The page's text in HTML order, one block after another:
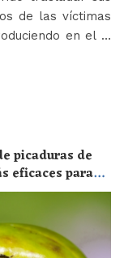
de las víctimas
en el …
picaduras de
eficaces para